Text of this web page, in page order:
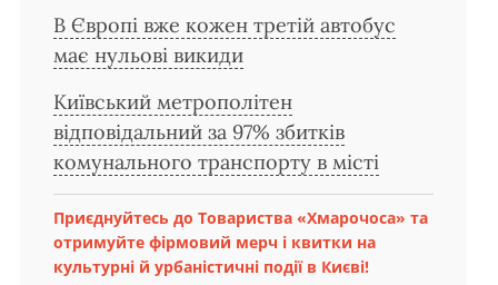
В Європі вже кожен третій автобус
має нульові викиди
Київський метрополітен
відповідальний за 97% збитків
комунального транспорту в місті
Приєднуйтесь до Товариства «Хмарочоса» та
отримуйте фірмовий мерч і квитки на
культурні й урбаністичні події в Києві!